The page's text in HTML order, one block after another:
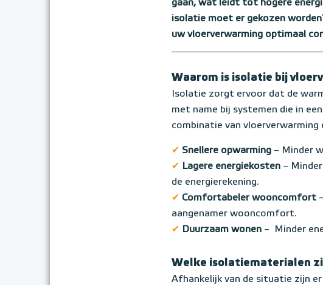
gaan, wat leidt tot hogere
isolatie moet er gekozen
uw vloerverwarming optimaal
Waarom is isolatie bij
Isolatie zorgt ervoor dat de
met name bij systemen die in
combinatie van vloerverwarming
✔ Snellere opwarming – Minder
✔ Lagere energiekosten –
de energierekening.
✔ Comfortabeler wooncomfort
aangenamer wooncomfort.
✔ Duurzaam wonen – Minder
Welke isolatiematerialen
Afhankelijk van de situatie zijn